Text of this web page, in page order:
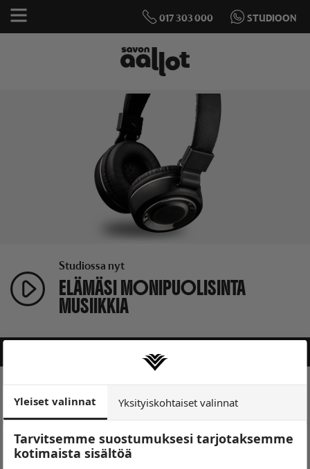
Studiossa nyt
ELÄMÄSI MONIPUOLISINTA
MUSIIKKIA
LADIES NIGHT
017 303 000 STUDIOON
Pop eilen – toissapäivänä
Yleiset valinnat Yksityiskohtaiset valinnat
Tarvitsemme suostumuksesi tarjotaksemme
kotimaista sisältöä